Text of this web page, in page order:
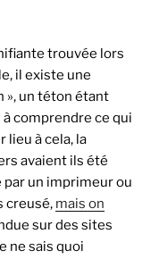
trouvée lors
il existe une
», un téton étant
à comprendre ce qui
lieu à cela, la
avaient ils été
un imprimeur ou
creusé, mais on
sur des sites
ne sais quoi